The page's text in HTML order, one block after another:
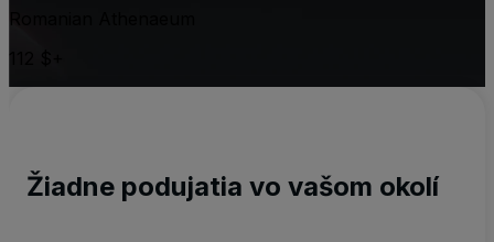
Žiadne podujatia vo vašom okolí